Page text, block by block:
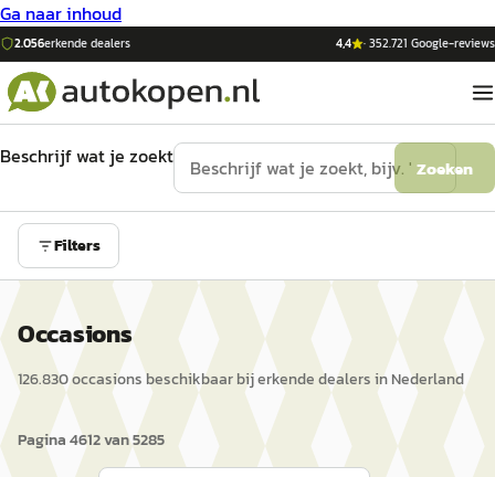
Ga naar inhoud
2.056erkende dealers 4,4 ·352.721 Google-reviews
Beschrijf wat je zoekt Zoeken
Filters
Occasions
126.830occasionsbeschikbaar bij erkende dealers in Nederland
Pagina4612van5285